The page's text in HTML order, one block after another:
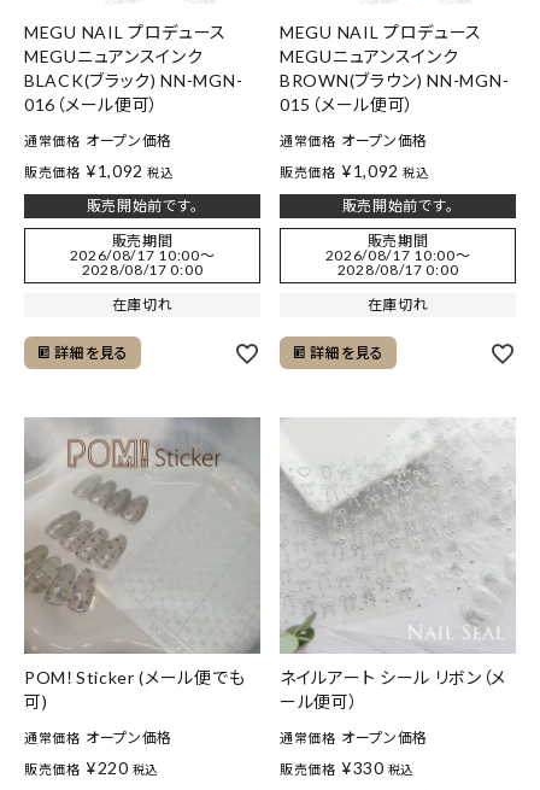
MEGU NAIL プロデュース
MEGUニュアンスインク
BLACK(ブラック) NN-MGN-
016（メール便可）
通常価格 オープン価格
販売価格 ¥1,092 税込
販売開始前です。
販売期間
2026/08/17 10:00〜
2028/08/17 0:00
在庫切れ
詳細を見る
MEGU NAIL プロデュース
MEGUニュアンスインク
BROWN(ブラウン) NN-MGN-
015（メール便可）
通常価格 オープン価格
販売価格 ¥1,092 税込
販売開始前です。
販売期間
2026/08/17 10:00〜
2028/08/17 0:00
在庫切れ
詳細を見る
POM！Sticker (メール便でも
可)
通常価格 オープン価格
販売価格 ¥220 税込
ネイルアート シール リボン（メ
ール便可）
通常価格 オープン価格
販売価格 ¥330 税込